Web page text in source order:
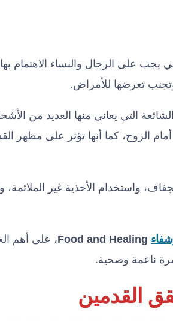
يجب على الرجال والنساء الاهتمام
تعرضها للأمراض.
التي يعاني منها العديد من
الزوج، كما أنها تؤثر على مظهر
واستخدام الأحذية غير الملائمة،
، على أهم
ناعمة وصحية.
القدمين